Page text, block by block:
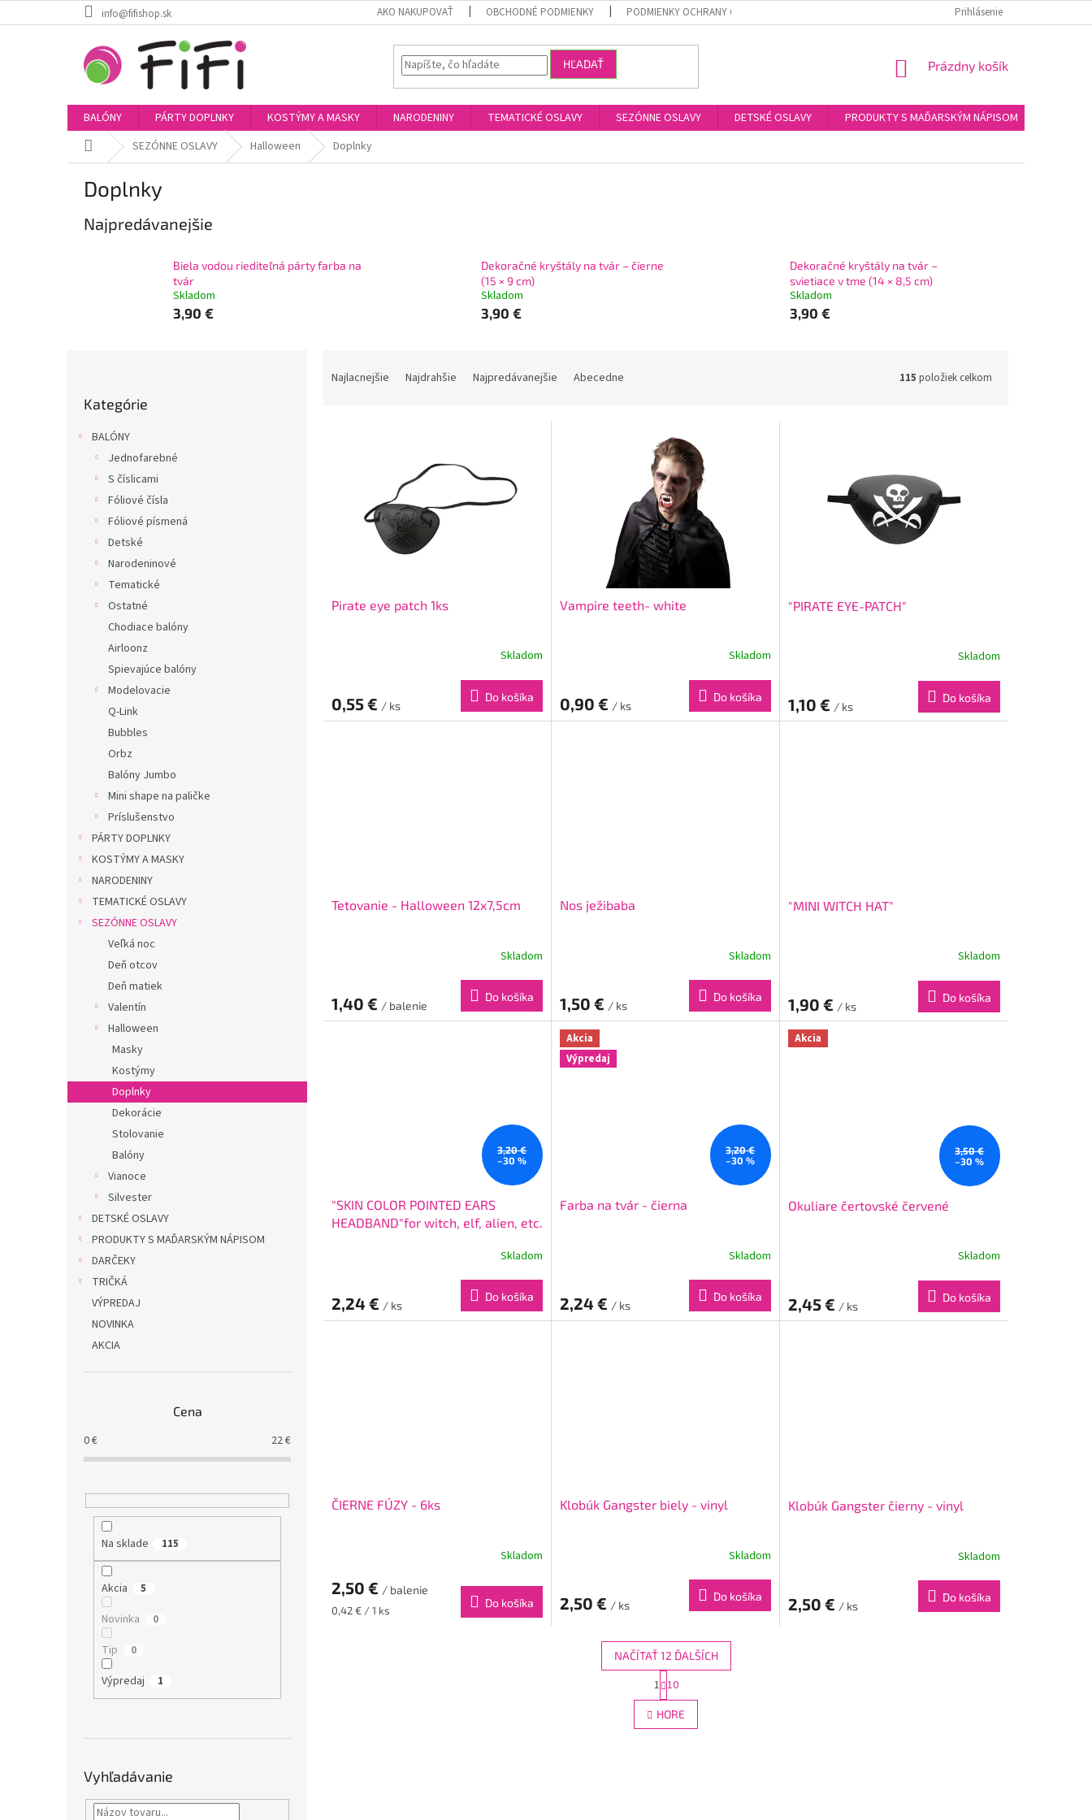
na
info@fifishop.sk AKO NAKUPOVAŤ OBCHODNÉ PODMIENKY PODMIENKY OCHRANY OSOBNÝCH ÚDAJOV Prihlásenie
HĽADAŤ
NÁKUPNÝ
Prázdny košík
BALÓNY PÁRTY DOPLNKY KOSTÝMY A MASKY NARODENINY TEMATICKÉ OSLAVY SEZÓNNE OSLAVY DETSKÉ OSLAVY PRODUKTY S MAĎARSKÝM NÁPISOM
DomovSEZÓNNE OSLAVY Halloween Doplnky
Doplnky
Najpredávanejšie
Biela vodou riediteľná párty farba na
tvár
Skladom
3,90 €
Dekoračné kryštály na tvár – čierne
(15 × 9 cm)
Skladom
3,90 €
Dekoračné kryštály na tvár –
svietiace v tme (14 × 8,5 cm)
Skladom
3,90 €
kategórie
Kategórie
BALÓNY
Jednofarebné
S číslicami
Fóliové čísla
Fóliové písmená
Detské
Narodeninové
Tematické
Ostatné
Chodiace balóny
Airloonz
Spievajúce balóny
Modelovacie
Q-Link
Bubbles
Orbz
Balóny Jumbo
Mini shape na paličke
Príslušenstvo
PÁRTY DOPLNKY
KOSTÝMY A MASKY
NARODENINY
TEMATICKÉ OSLAVY
SEZÓNNE OSLAVY
Veľká noc
Deň otcov
Deň matiek
Valentín
Halloween
Masky
Kostýmy
Doplnky
Dekorácie
Stolovanie
Balóny
Vianoce
Silvester
DETSKÉ OSLAVY
PRODUKTY S MAĎARSKÝM NÁPISOM
DARČEKY
TRIČKÁ
VÝPREDAJ
NOVINKA
AKCIA
Cena
0€ 22€
Na sklade 115
Akcia 5
Novinka 0
Tip 0
Výpredaj 1
Vyhľadávanie
Najlacnejšie Najdrahšie Najpredávanejšie Abecedne 115 položiek celkom
Pirate eye patch 1ks
Skladom
0,55 € / ks
Do košíka
Vampire teeth- white
Skladom
0,90 € / ks
Do košíka
"PIRATE EYE-PATCH"
Skladom
1,10 € / ks
Do košíka
Tetovanie - Halloween 12x7,5cm
Skladom
1,40 € / balenie
Do košíka
Nos ježibaba
Skladom
1,50 € / ks
Do košíka
"MINI WITCH HAT"
Skladom
1,90 € / ks
Do košíka
3,20 €
–30 %
"SKIN COLOR POINTED EARS
HEADBAND"for witch, elf, alien, etc.
Skladom
2,24 € / ks
Do košíka
Akcia
Výpredaj
3,20 €
–30 %
Farba na tvár - čierna
Skladom
2,24 € / ks
Do košíka
Akcia
3,50 €
–30 %
Okuliare čertovské červené
Skladom
2,45 € / ks
Do košíka
ČIERNE FÚZY - 6ks
Skladom
2,50 € / balenie
Jednotková
0,42 € / 1 ks
Do košíka
Klobúk Gangster biely - vinyl
Skladom
2,50 € / ks
Do košíka
Klobúk Gangster čierny - vinyl
Skladom
2,50 € / ks
Do košíka
O
v
l
NAČÍTAŤ 12 ĎALŠÍCH
t
r
á
n
1 10
HORE